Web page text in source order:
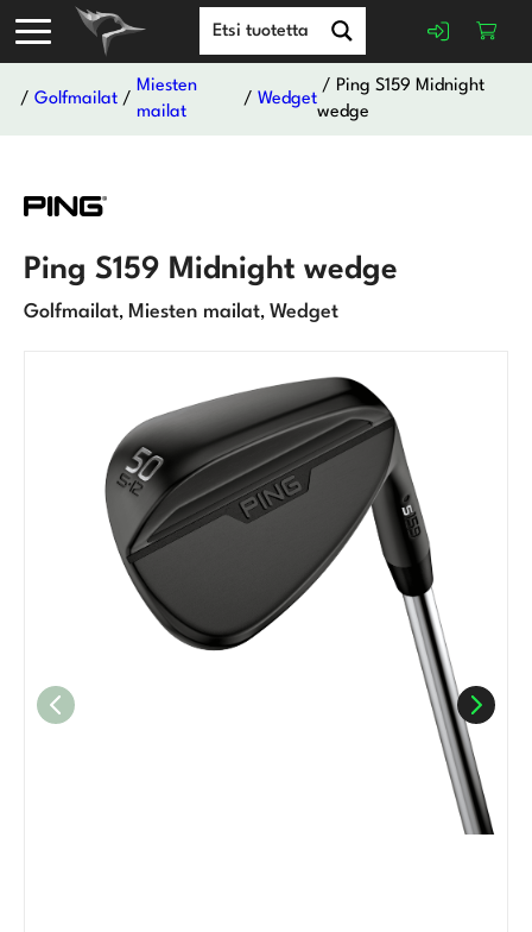
/Golfmailat /
Miesten
mailat
/Wedget
/ Ping S159 Midnight
wedge
Ping S159 Midnight wedge
Golfmailat, Miesten mailat, Wedget